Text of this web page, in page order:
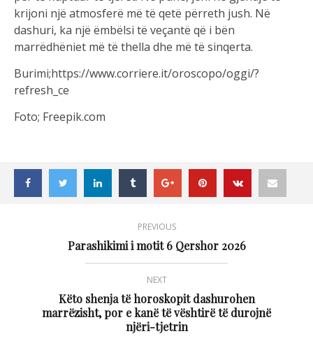
krijoni një atmosferë më të qetë përreth jush. Në
dashuri, ka një ëmbëlsi të veçantë që i bën
marrëdhëniet më të thella dhe më të sinqerta.
Burimi;https://www.corriere.it/oroscopo/oggi/?
refresh_ce
Foto; Freepik.com
PREVIOUS
Parashikimi i motit 6 Qershor 2026
NEXT
Këto shenja të horoskopit dashurohen
marrëzisht, por e kanë të vështirë të durojnë
njëri-tjetrin